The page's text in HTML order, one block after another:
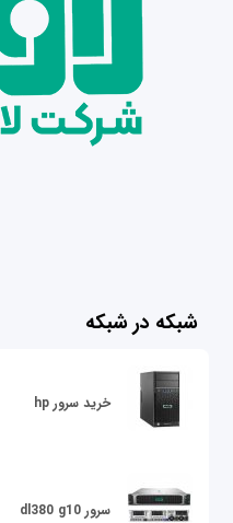
شبکه در شبکه
خرید سرور hp
سرور dl380 g10